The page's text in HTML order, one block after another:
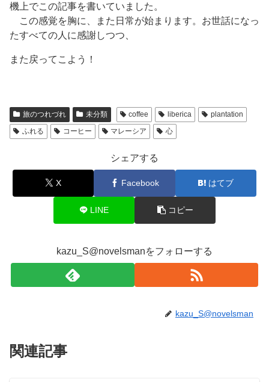
機上でこの記事を書いていました。
この感覚を胸に、また日常が始まります。 お世話になっ
たすべての人に感謝しつつ、
また戻ってこよう！
旅のつれづれ 未分類 coffee liberica
plantation
ふれる
コーヒー マレーシア 心
シェアする
X Facebook はてブ
LINE コピー
kazu_S@novelsmanをフォローする
kazu_S@novelsman
関連記事